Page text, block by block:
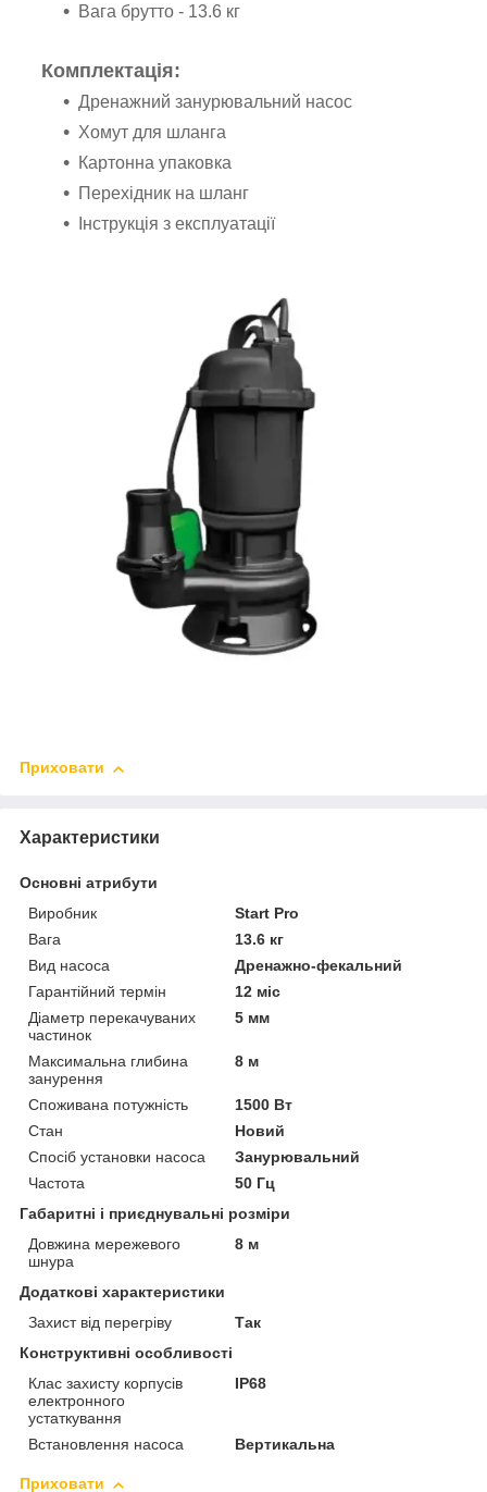
Вага брутто - 13.6 кг
Комплектація:
Дренажний занурювальний насос
Хомут для шланга
Картонна упаковка
Перехідник на шланг
Інструкція з експлуатації
Приховати
Характеристики
Основні атрибути
Виробник
Start Pro
Вага
13.6 кг
Вид насоса
Дренажно-фекальний
Гарантійний термін
12 міс
Діаметр перекачуваних
частинок
5 мм
Максимальна глибина
занурення
8 м
Споживана потужність
1500 Вт
Стан
Новий
Спосіб установки насоса
Занурювальний
Частота
50 Гц
Габаритні і приєднувальні розміри
Довжина мережевого
шнура
8 м
Додаткові характеристики
Захист від перегріву
Так
Конструктивні особливості
Клас захисту корпусів
електронного
устаткування
IP68
Встановлення насоса Вертикальна
Приховати